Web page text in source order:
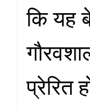
कि यह
प्रेरित